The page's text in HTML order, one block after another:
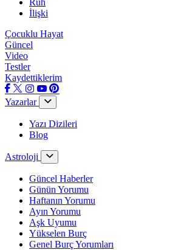
Ruh
İlişki
Çocuklu Hayat
Güncel
Video
Testler
Kaydettiklerim
Yazarlar
Yazı Dizileri
Blog
Astroloji
Güncel Haberler
Günün Yorumu
Haftanın Yorumu
Ayın Yorumu
Aşk Uyumu
Yükselen Burç
Genel Burç Yorumları